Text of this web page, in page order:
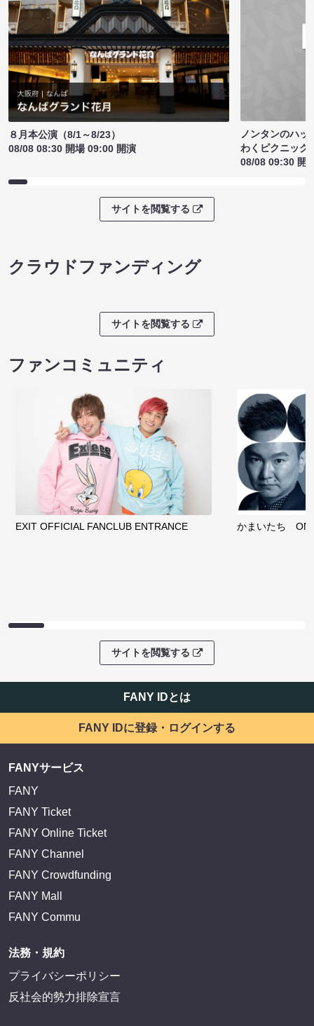
８月本公演（8/1～8/23）
08/08 08:30 開場 09:00 開演
ノンタンのハッ
わくピクニック
08/08 09:30 開
サイトを閲覧する
クラウドファンディング
サイトを閲覧する
ファンコミュニティ
EXIT OFFICIAL FANCLUB ENTRANCE かまいたち
サイトを閲覧する
FANY IDとは
FANY IDに登録・ログインする
FANYサービス
FANY
FANY Ticket
FANY Online Ticket
FANY Channel
FANY Crowdfunding
FANY Mall
FANY Commu
法務・規約
プライバシーポリシー
反社会的勢力排除宣言